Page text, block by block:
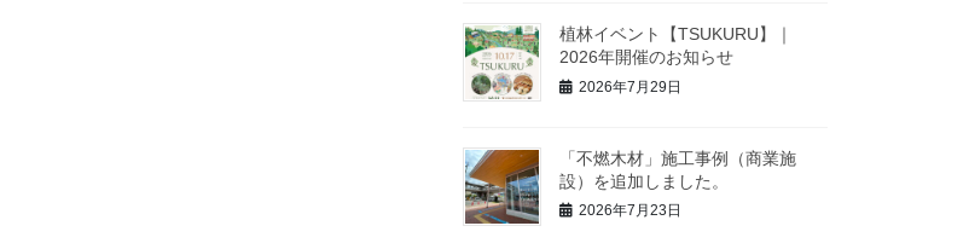
植林イベント【TSUKURU】｜
2026年開催のお知らせ
2026年7月29日
「不燃木材」施工事例（商業施
設）を追加しました。
2026年7月23日